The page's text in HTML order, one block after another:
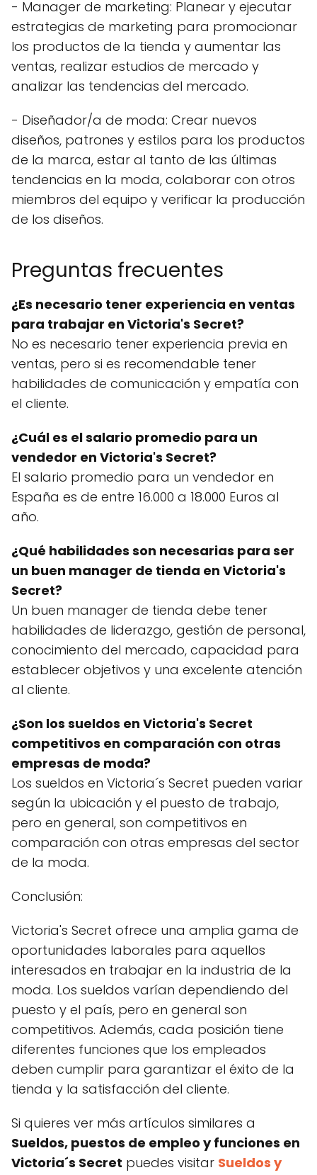
- Manager de marketing: Planear y ejecutar
estrategias de marketing para promocionar
los productos de la tienda y aumentar las
ventas, realizar estudios de mercado y
analizar las tendencias del mercado.
- Diseñador/a de moda: Crear nuevos
diseños, patrones y estilos para los productos
de la marca, estar al tanto de las últimas
tendencias en la moda, colaborar con otros
miembros del equipo y verificar la producción
de los diseños.
Preguntas frecuentes
¿Es necesario tener experiencia en ventas
para trabajar en Victoria's Secret?
No es necesario tener experiencia previa en
ventas, pero si es recomendable tener
habilidades de comunicación y empatía con
el cliente.
¿Cuál es el salario promedio para un
vendedor en Victoria's Secret?
El salario promedio para un vendedor en
España es de entre 16.000 a 18.000 Euros al
año.
¿Qué habilidades son necesarias para ser
un buen manager de tienda en Victoria's
Secret?
Un buen manager de tienda debe tener
habilidades de liderazgo, gestión de personal,
conocimiento del mercado, capacidad para
establecer objetivos y una excelente atención
al cliente.
¿Son los sueldos en Victoria's Secret
competitivos en comparación con otras
empresas de moda?
Los sueldos en Victoria´s Secret pueden variar
según la ubicación y el puesto de trabajo,
pero en general, son competitivos en
comparación con otras empresas del sector
de la moda.
Conclusión:
Victoria's Secret ofrece una amplia gama de
oportunidades laborales para aquellos
interesados en trabajar en la industria de la
moda. Los sueldos varían dependiendo del
puesto y el país, pero en general son
competitivos. Además, cada posición tiene
diferentes funciones que los empleados
deben cumplir para garantizar el éxito de la
tienda y la satisfacción del cliente.
Si quieres ver más artículos similares a
Sueldos, puestos de empleo y funciones en
Victoria´s Secret puedes visitar Sueldos y